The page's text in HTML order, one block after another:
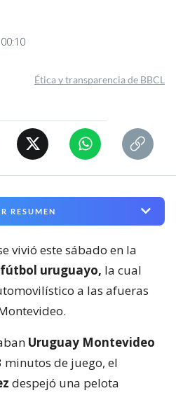
Ética y transparencia de BBCL
RESUMEN
vivió este sábado en la
uruguayo, la cual
a las afueras
Uruguay Montevideo
minutos de juego, el
despejó una pelota